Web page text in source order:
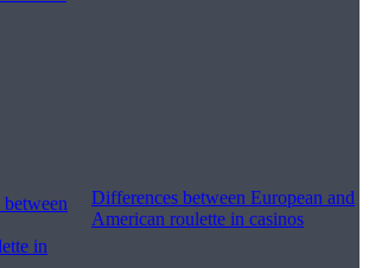
Differences between European and
American roulette in casinos